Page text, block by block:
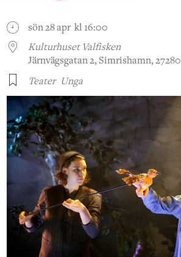
sön 28 apr kl 16:00
Kulturhuset Valfisken
Järnvägsgatan 2, Simrishamn, 27280
Teater Unga